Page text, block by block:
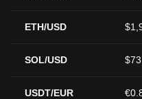
ETH/USD
SOL/USD
USDT/EUR